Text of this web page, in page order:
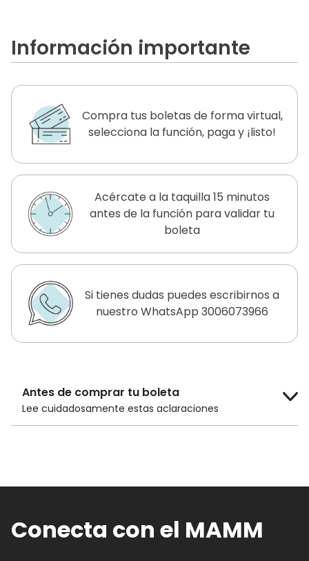
Información importante
Compra tus boletas de forma virtual,
selecciona la función, paga y ¡listo!
Acércate a la taquilla 15 minutos
antes de la función para validar tu
boleta
Si tienes dudas puedes escribirnos a
nuestro WhatsApp 3006073966
Antes de comprar tu boleta
Lee cuidadosamente estas aclaraciones
menores de 12 años y estudiantes con
Los descuentos en las boletas solo son
Conecta con el MAMM